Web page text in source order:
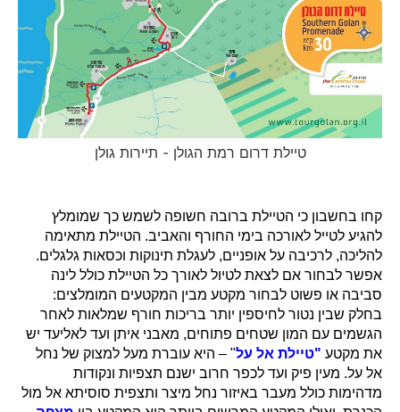
טיילת דרום רמת הגולן - תיירות גולן
קחו בחשבון כי הטיילת ברובה חשופה לשמש כך שמומלץ
להגיע לטייל לאורכה בימי החורף והאביב. הטיילת מתאימה
להליכה, לרכיבה על אופניים, לעגלת תינוקות וכסאות גלגלים.
אפשר לבחור אם לצאת לטיול לאורך כל הטיילת כולל לינה
סביבה או פשוט לבחור מקטע מבין המקטעים המומלצים:
בחלק שבין נטור לחיספין יותר בריכות חורף שמלאות לאחר
הגשמים עם המון שטחים פתוחים, מאבני איתן ועד לאליעד יש
את מקטע "טיילת אל על" – היא עוברת מעל למצוק של נחל
אל על. מעין פיק ועד לכפר חרוב ישנם תצפיות ונקודות
מדהימות כולל מעבר באיזור נחל מיצר ותצפית סוסיתא אל מול